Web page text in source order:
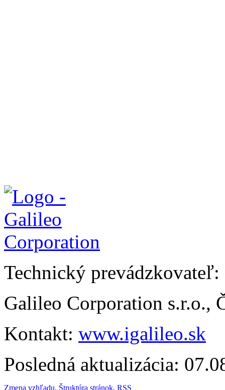
Technický prevádzkovateľ:
Galileo Corporation s.r.o.,
Kontakt: www.igalileo.sk
Posledná aktualizácia:
Zmena vzhľadu, Štruktúra stránok, RSS